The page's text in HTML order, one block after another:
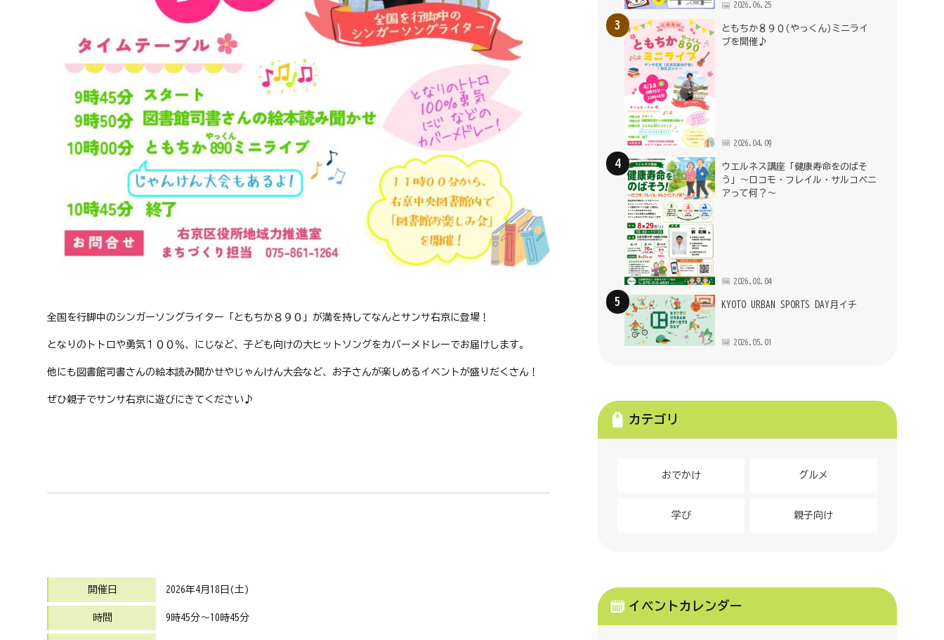
全国を行脚中のシンガーソングライター「ともちか８９０」が満を持してなんとサンサ右京に登場！
となりのトトロや勇気１００％、にじなど、子ども向けの大ヒットソングをカバーメドレーでお届けします。
他にも図書館司書さんの絵本読み聞かせやじゃんけん大会など、お子さんが楽しめるイベントが盛りだくさん！
ぜひ親子でサンサ右京に遊びにきてください ♪
開催日 2026年4月18日(土)
時間 9時45分～10時45分
2026.06.25
ともちか８９０(やっくん)ミニライ
ブを開催♪
2026.04.09
ウエルネス講座「健康寿命をのばそ
う」～ロコモ・フレイル・サルコペニ
アって何？～
2026.08.04
KYOTO URBAN SPORTS DAY月イチ
2026.05.01
カテゴリ
おでかけ グルメ
学び 親子向け
イベントカレンダー